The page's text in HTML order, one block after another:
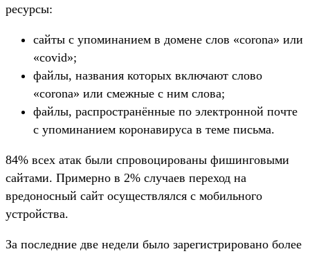
ресурсы:
сайты с упоминанием в домене слов «corona» или
«covid»;
файлы, названия которых включают слово
«сorona» или смежные с ним слова;
файлы, распространённые по электронной почте
с упоминанием коронавируса в теме письма.
84% всех атак были спровоцированы фишинговыми
сайтами. Примерно в 2% случаев переход на
вредоносный сайт осуществлялся с мобильного
устройства.
За последние две недели было зарегистрировано более